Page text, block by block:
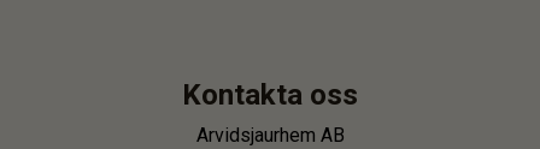
Kontakta oss
Arvidsjaurhem AB